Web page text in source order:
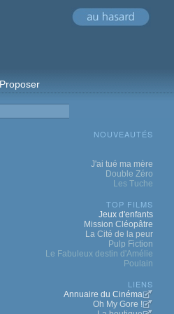
Proposer
NOUVEAUTÉS
J'ai tué ma mère
Double Zéro
Les Tuche
TOP FILMS
Jeux d'enfants
Mission Cléopâtre
La Cité de la peur
Pulp Fiction
Le Fabuleux destin d'Amélie
Poulain
LIENS
Annuaire du Cinéma
Oh My Gore !